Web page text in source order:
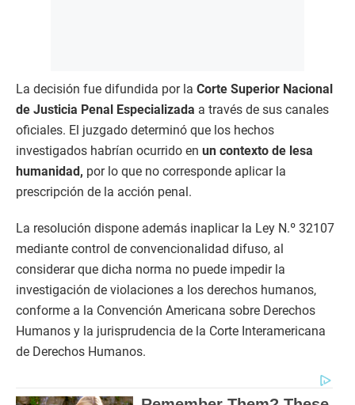
La decisión fue difundida por la Corte Superior Nacional
de Justicia Penal Especializada a través de sus canales
oficiales. El juzgado determinó que los hechos
investigados habrían ocurrido en un contexto de lesa
humanidad, por lo que no corresponde aplicar la
prescripción de la acción penal.
La resolución dispone además inaplicar la Ley N.º 32107
mediante control de convencionalidad difuso, al
considerar que dicha norma no puede impedir la
investigación de violaciones a los derechos humanos,
conforme a la Convención Americana sobre Derechos
Humanos y la jurisprudencia de la Corte Interamericana
de Derechos Humanos.